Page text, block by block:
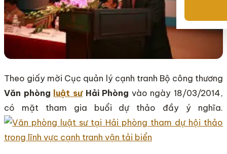
Theo giấy mời Cục quản lý cạnh tranh Bộ công thương
Văn phòng luật sưHải Phòng vào ngày 18/03/2014,
có mặt tham gia buổi dự thảo đầy ý nghĩa.